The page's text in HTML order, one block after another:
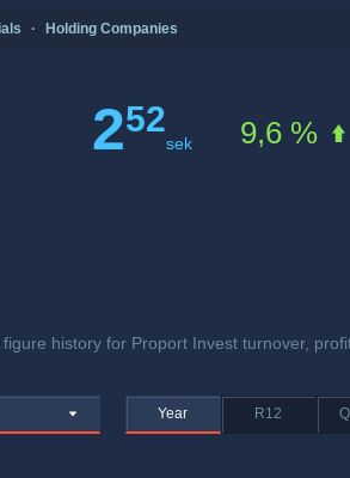
· Holding Companies
252
sek 9,6 %
history for Proport Invest turnover,
Year R12